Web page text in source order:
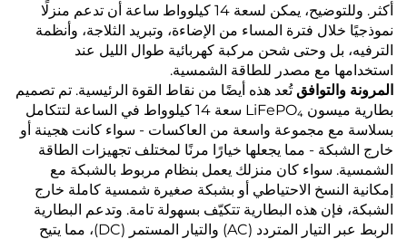
أكثر. وللتوضيح، يمكن لسعة 14 كيلوواط ساعة أن تدعم منزلًا
نموذجيًا خلال فترة المساء من الإضاءة، وتبريد الثلاجة، وأنظمة
الترفيه، بل وحتى شحن مركبة كهربائية طوال الليل عند
استخدامها مع مصدر للطاقة الشمسية.
المرونة والتوافقتُعد هذه أيضًا من نقاط القوة الرئيسية. تم تصميم
بطارية ميسون LiFePO₄ سعة 14 كيلوواط في الساعة لتتكامل
بسلاسة مع مجموعة واسعة من العاكسات - سواء كانت هجينة أو
خارج الشبكة - مما يجعلها خيارًا مرنًا لمختلف تجهيزات الطاقة
الشمسية. سواء كان منزلك يعمل بنظام مربوط بالشبكة مع
إمكانية النسخ الاحتياطي أو بشبكة صغيرة شمسية كاملة خارج
الشبكة، فإن هذه البطارية تتكيّف بسهولة تامة. وتدعم البطارية
الربط عبر التيار المتردد (AC) والتيار المستمر (DC)، مما يتيح